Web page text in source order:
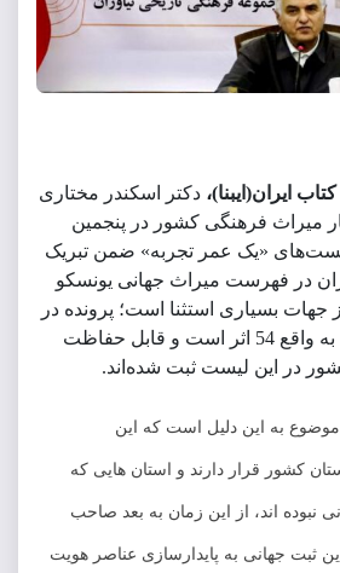
ایران(ایبنا)، دکتر اسکندر مختاری
میراث فرهنگی کشور در پنجمین
«یک عمر تجربه» ضمن تبریک
در فهرست میراث جهانی یونسکو
جهات بسیاری استثنا است؛ پرونده در
ظاهر یک اثر است اما به واقع 54 اثر است و قابل حفاظت
در این لیست ثبت شده‌اند.
موضوع به این دلیل است که این
کشور قرار دارند و استان هایی که
نبوده اند، از این زمان به بعد صاحب
ثبت جهانی به پایدارسازی عناصر هویت